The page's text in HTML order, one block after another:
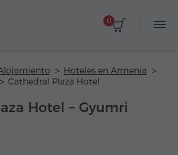
0
Hoteles en Armenia
Cathedral Plaza Hotel
Hotel – Gyumri